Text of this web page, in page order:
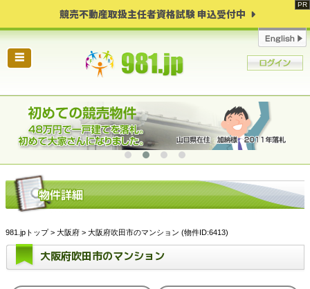
競売不動産取扱主任者資格試験 申込受付中
☰
981.jpトップ> 大阪府 > 大阪府吹田市のマンション (物件ID:6413)
大阪府吹田市のマンション